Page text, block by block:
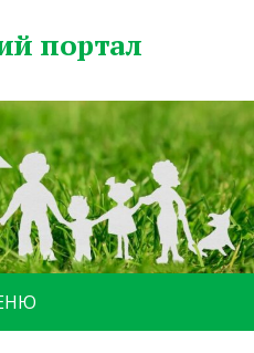
портал